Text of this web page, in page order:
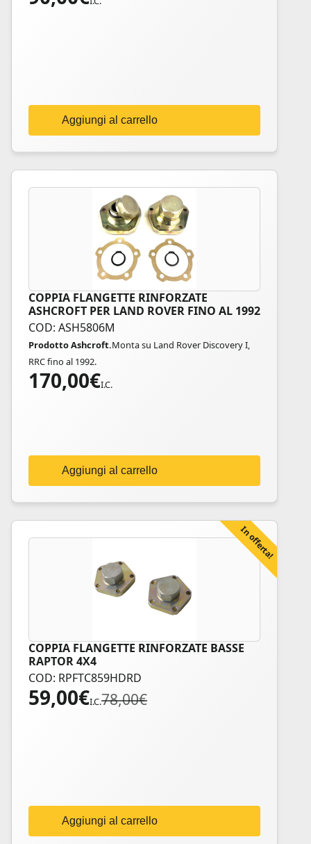
Aggiungi al carrello
COPPIA FLANGETTE RINFORZATE
ASHCROFT PER LAND ROVER FINO AL 1992
COD: ASH5806M
Prodotto Ashcroft.Monta su Land Rover Discovery I,
RRC fino al 1992.
170,00€I.C.
Aggiungi al carrello
In offerta!
COPPIA FLANGETTE RINFORZATE BASSE
RAPTOR 4X4
COD: RPFTC859HDRD
78,00€
Il
prezzo
59,00€
Il
prezzo
I.C.
Aggiungi al carrello